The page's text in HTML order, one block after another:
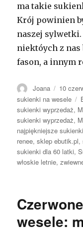
ma takie
Krój powinien
naszej sylwetki.
niektóych z nas
fason, a innym
Autor
Joana 10
sukienki na wesele
sukienki wyprzedaż,
sukienki wyprzedaż,
najpiękniejsze
renee,sklep ebutik.pl,
sukienki dla 60 latki,
włoskie letnie,
wesele: